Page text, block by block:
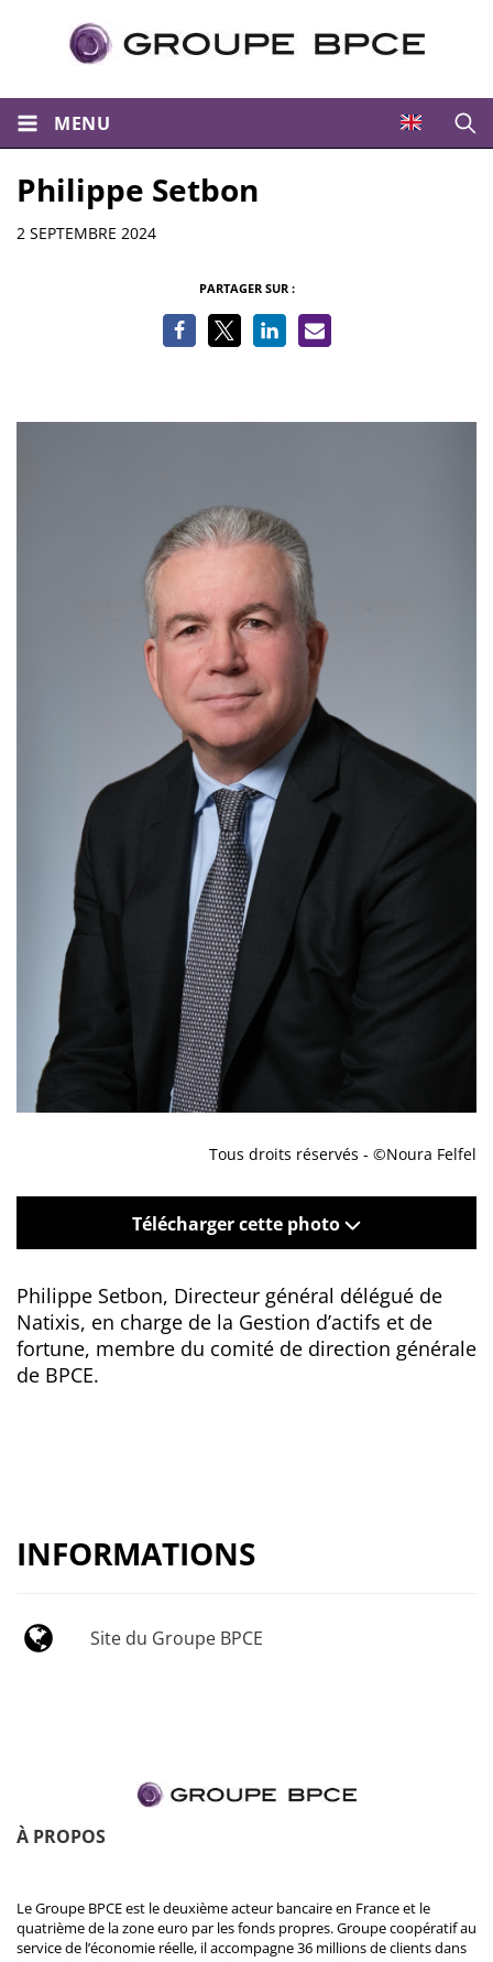
MENU
Philippe Setbon
Informations
2 SEPTEMBRE 2024
PARTAGER SUR :
Tous droits réservés - ©Noura Felfel
Télécharger cette photo
Philippe Setbon, Directeur général délégué de
Natixis, en charge de la Gestion d’actifs et de
fortune, membre du comité de direction générale
de BPCE.
INFORMATIONS
Site du Groupe BPCE
À PROPOS
Le Groupe BPCE est le deuxième acteur bancaire en France et le
quatrième de la zone euro par les fonds propres. Groupe coopératif au
service de l’économie réelle, il accompagne 36 millions de clients dans